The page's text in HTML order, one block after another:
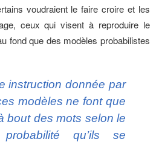
voudraient le faire croire et les
ceux qui visent à reproduire le
fond que des modèles probabilistes
instruction donnée par
modèles ne font que
bout des mots selon le
qu’ils se